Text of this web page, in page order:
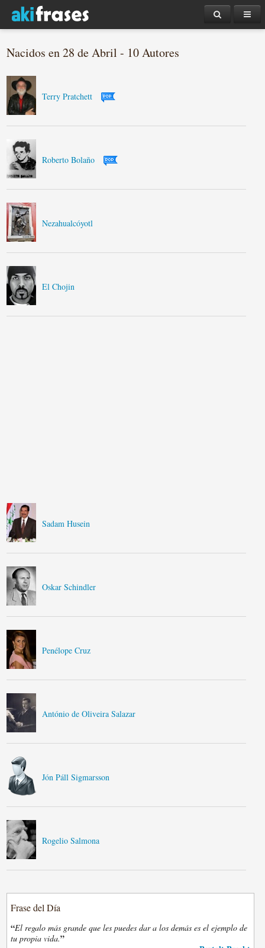
Nacidos en 28 de Abril - 10 Autores
Terry Pratchett
Roberto Bolaño
Nezahualcóyotl
El Chojin
Sadam Husein
Oskar Schindler
Penélope Cruz
António de Oliveira Salazar
Jón Páll Sigmarsson
Rogelio Salmona
Frase del Día
“El regalo más grande que les puedes dar a los demás es el ejemplo de
tu propia vida.”